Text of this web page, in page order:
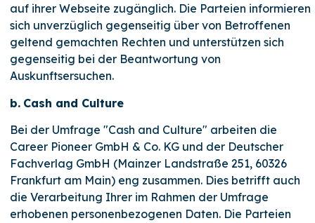
auf ihrer Webseite zugänglich. Die Parteien informieren
sich unverzüglich gegenseitig über von Betroffenen
geltend gemachten Rechten und unterstützen sich
gegenseitig bei der Beantwortung von
Auskunftsersuchen.
b. Cash and Culture
Bei der Umfrage "Cash and Culture" arbeiten die
Career Pioneer GmbH & Co. KG und der Deutscher
Fachverlag GmbH (Mainzer Landstraße 251, 60326
Frankfurt am Main) eng zusammen. Dies betrifft auch
die Verarbeitung Ihrer im Rahmen der Umfrage
erhobenen personenbezogenen Daten. Die Parteien